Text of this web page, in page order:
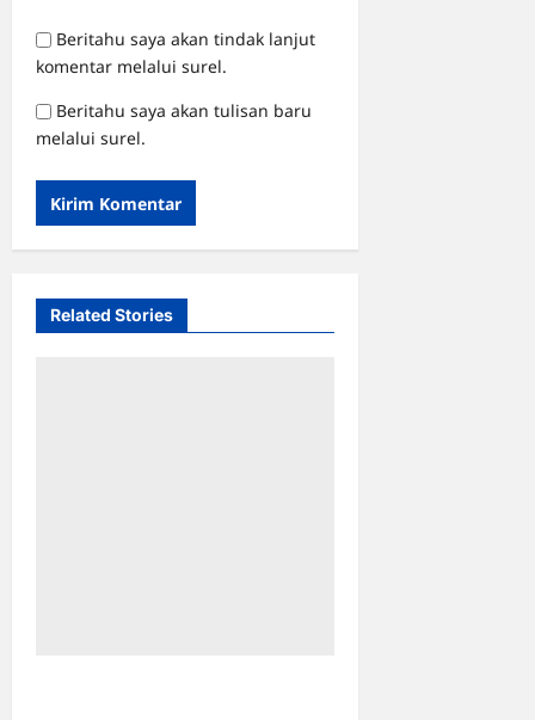
Beritahu saya akan tindak lanjut
komentar melalui surel.
Beritahu saya akan tulisan baru
melalui surel.
Related Stories